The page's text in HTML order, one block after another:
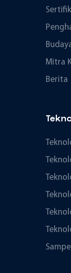
Mitra
Berita
Sampel